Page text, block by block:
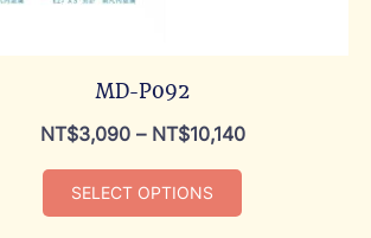
MD-P092
NT$3,090– NT$10,140
SELECT OPTIONS